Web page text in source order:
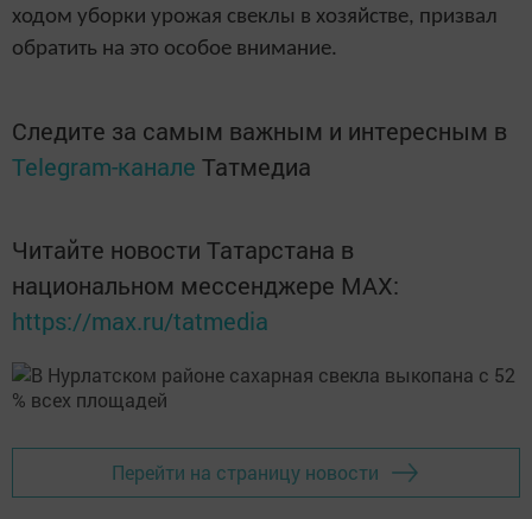
ходом уборки урожая свеклы в хозяйстве, призвал
обратить на это особое внимание.
Следите за самым важным и интересным в
Telegram-канале Татмедиа
Читайте новости Татарстана в
национальном мессенджере MАХ:
https://max.ru/tatmedia
Перейти на страницу новости